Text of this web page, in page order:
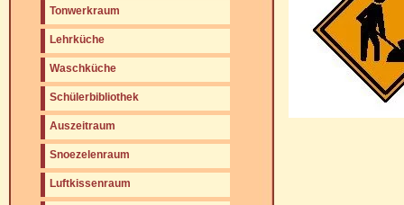
Tonwerkraum
Lehrküche
Waschküche
Schülerbibliothek
Auszeitraum
Snoezelenraum
Luftkissenraum